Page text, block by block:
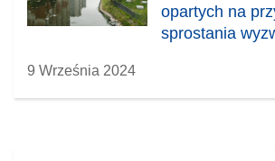
opartych na
sprostania
związanym ze
9 Września 2024